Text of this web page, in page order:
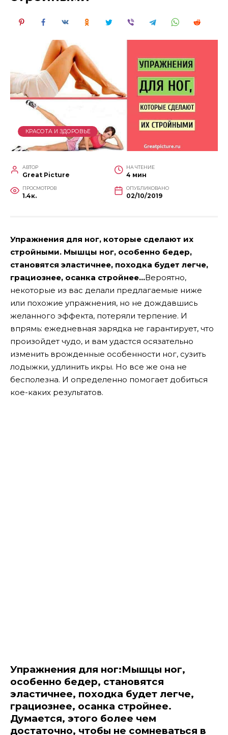
КРАСОТА И ЗДОРОВЬЕ
АВТОР
Great Picture
НА ЧТЕНИЕ
4 мин
ПРОСМОТРОВ
1.4к.
ОПУБЛИКОВАНО
02/10/2019
Упражнения для ног, которые сделают их
стройными. Мышцы ног, особенно бедер,
становятся эластичнее, походка будет легче,
грациознее, осанка стройнее…Вероятно,
некоторые из вас делали предлагаемые ниже
или похожие упражнения, но не дождавшись
желанного эффекта, потеряли терпение. И
впрямь: ежедневная зарядка не гарантирует, что
произойдет чудо, и вам удастся осязательно
изменить врожденные особенности ног, сузить
лодыжки, удлинить икры. Но все же она не
бесполезна. И определенно помогает добиться
кое-каких результатов.
Упражнения для ног:Мышцы ног,
особенно бедер, становятся
эластичнее, походка будет легче,
грациознее, осанка стройнее.
Думается, этого более чем
достаточно, чтобы не сомневаться в